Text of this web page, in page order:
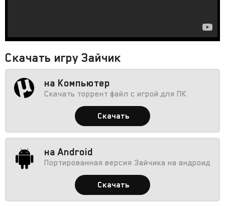
Скачать игру Зайчик
на Компьютер
Скачать торрент файл с игрой для ПК
Скачать
на Android
Портированная версия Зайчика на андроид
Скачать